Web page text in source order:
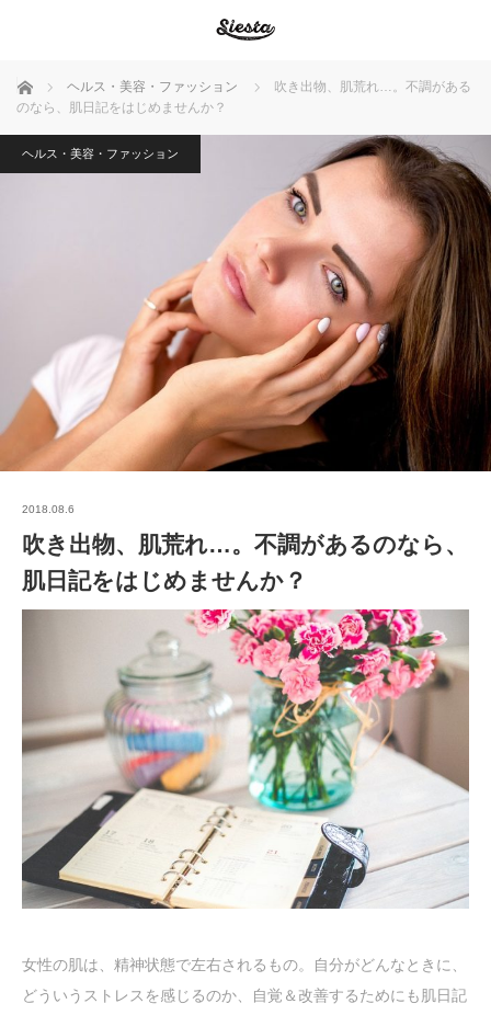
ホーム ヘルス・美容・ファッション
吹き出物、肌荒れ…。不調がある
のなら、肌日記をはじめませんか？
ヘルス・美容・ファッション
2018.08.6
吹き出物、肌荒れ…。不調があるのなら、
肌日記をはじめませんか？
女性の肌は、精神状態で左右されるもの。自分がどんなときに、
どういうストレスを感じるのか、自覚＆改善するためにも肌日記